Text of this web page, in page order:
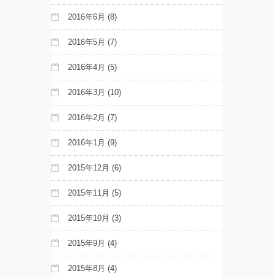
2016年6月 (8)
2016年5月 (7)
2016年4月 (5)
2016年3月 (10)
2016年2月 (7)
2016年1月 (9)
2015年12月 (6)
2015年11月 (5)
2015年10月 (3)
2015年9月 (4)
2015年8月 (4)